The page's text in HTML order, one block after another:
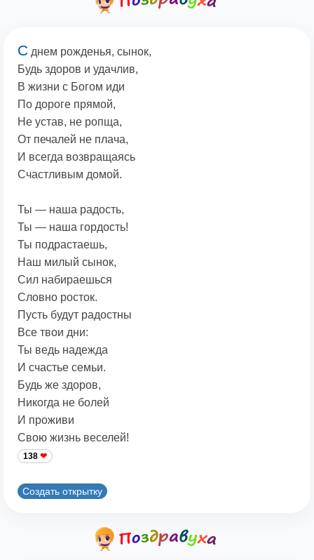
С днем рожденья, сынок,
Будь здоров и удачлив,
В жизни с Богом иди
По дороге прямой,
Не устав, не ропща,
От печалей не плача,
И всегда возвращаясь
Счастливым домой.
Ты — наша радость,
Ты — наша гордость!
Ты подрастаешь,
Наш милый сынок,
Сил набираешься
Словно росток.
Пусть будут радостны
Все твои дни:
Ты ведь надежда
И счастье семьи.
Будь же здоров,
Никогда не болей
И проживи
Свою жизнь веселей!
138
Создать открытку